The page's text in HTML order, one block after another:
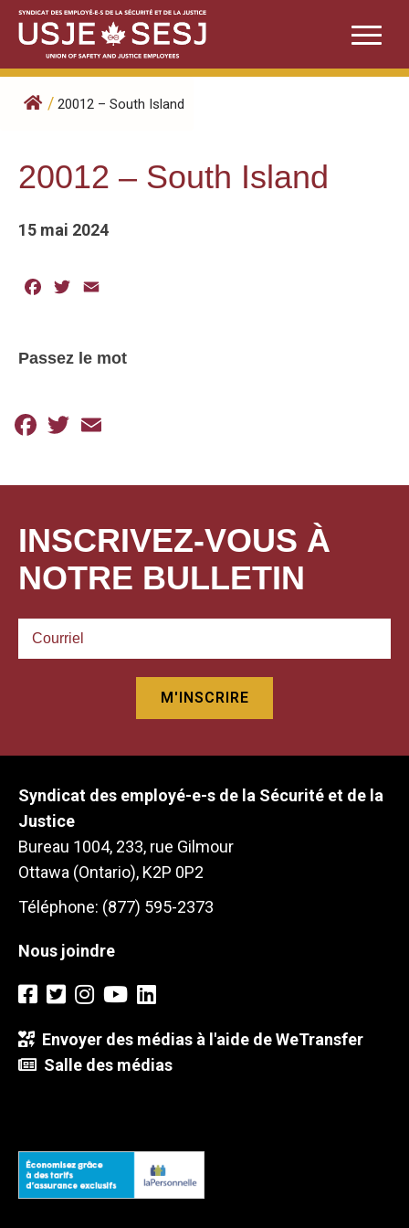
Skip
content
/ 20012 – South Island
20012 – South Island
15 mai 2024
Facebook
Twitter
Passez le mot
Facebook
Twitter
INSCRIVEZ-VOUS À
NOTRE BULLETIN
Syndicat des employé-e-s de la Sécurité et de la
Justice
Bureau 1004, 233, rue Gilmour
Ottawa (Ontario), K2P 0P2
Téléphone: (877) 595-2373
Nous joindre
Envoyer des médias à l'aide de WeTransfer
Salle des médias